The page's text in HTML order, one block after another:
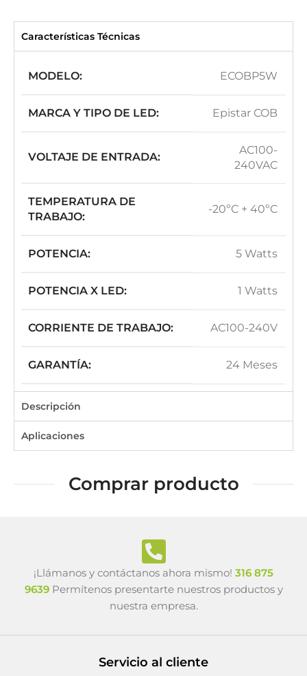
Características Técnicas
MODELO: ECOBP5W
MARCA Y TIPO DE LED: Epistar COB
VOLTAJE DE ENTRADA:
AC100-
240VAC
TEMPERATURA DE
TRABAJO:
-20ºC + 40ºC
POTENCIA: 5 Watts
POTENCIA X LED: 1 Watts
CORRIENTE DE TRABAJO: AC100-240V
GARANTÍA: 24 Meses
Descripción
Aplicaciones
Comprar producto
¡Llámanos y contáctanos ahora mismo! 316 875
9639Permítenos presentarte nuestros productos y
nuestra empresa.
Servicio al cliente